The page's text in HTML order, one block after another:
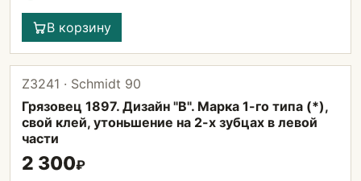
В корзину
Z3241 · Schmidt 90
Грязовец 1897. Дизайн "B". Марка 1-го типа (*),
свой клей, утоньшение на 2-х зубцах в левой
части
2 300₽